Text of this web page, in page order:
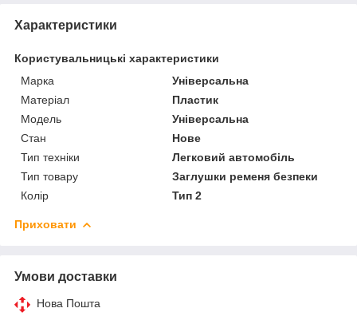
Характеристики
Користувальницькі характеристики
Марка
Універсальна
Матеріал
Пластик
Мoдель
Універсальна
Стан
Нове
Тип техніки
Легковий автомобіль
Тип товару
Заглушки ременя безпеки
Колір
Тип 2
Приховати
Умови доставки
Нова Пошта